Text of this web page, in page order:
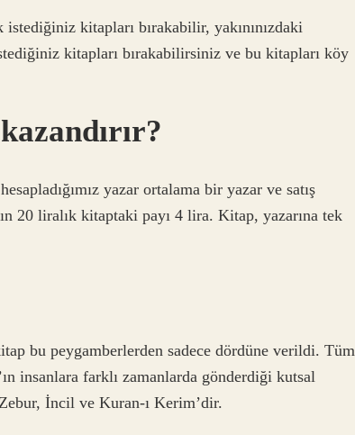
istediğiniz kitapları bırakabilir, yakınınızdaki
kitapları bırakabilirsiniz ve bu kitapları köy
yazar ortalama bir yazar ve satış
20 liralık kitaptaki payı 4 lira. Kitap, yazarına tek
bu peygamberlerden sadece dördüne verildi. Tüm
insanlara farklı zamanlarda gönderdiği kutsal
İncil ve Kuran-ı Kerim’dir.